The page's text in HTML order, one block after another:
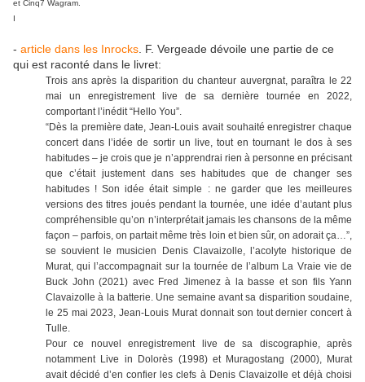
et Cinq7 Wagram.
I
- article dans les Inrocks . F. Vergeade dévoile une partie de ce
qui est raconté dans le livret:
Trois ans après la disparition du chanteur auvergnat, paraîtra le 22
mai un enregistrement live de sa dernière tournée en 2022,
comportant l’inédit “Hello You”.
“Dès la première date, Jean-Louis avait souhaité enregistrer chaque
concert dans l’idée de sortir un live, tout en tournant le dos à ses
habitudes – je crois que je n’apprendrai rien à personne en précisant
que c’était justement dans ses habitudes que de changer ses
habitudes ! Son idée était simple : ne garder que les meilleures
versions des titres joués pendant la tournée, une idée d’autant plus
compréhensible qu’on n’interprétait jamais les chansons de la même
façon – parfois, on partait même très loin et bien sûr, on adorait ça…”,
se souvient le musicien Denis Clavaizolle, l’acolyte historique de
Murat, qui l’accompagnait sur la tournée de l’album La Vraie vie de
Buck John (2021) avec Fred Jimenez à la basse et son fils Yann
Clavaizolle à la batterie. Une semaine avant sa disparition soudaine,
le 25 mai 2023, Jean-Louis Murat donnait son tout dernier concert à
Tulle.
Pour ce nouvel enregistrement live de sa discographie, après
notamment Live in Dolorès (1998) et Muragostang (2000), Murat
avait décidé d’en confier les clefs à Denis Clavaizolle et déjà choisi